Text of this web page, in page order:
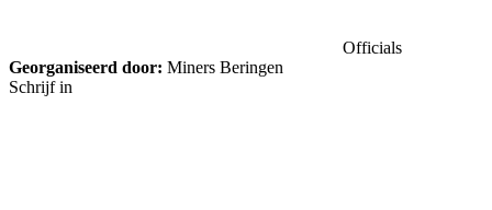
Officials
Georganiseerd door: Miners Beringen
Schrijf in